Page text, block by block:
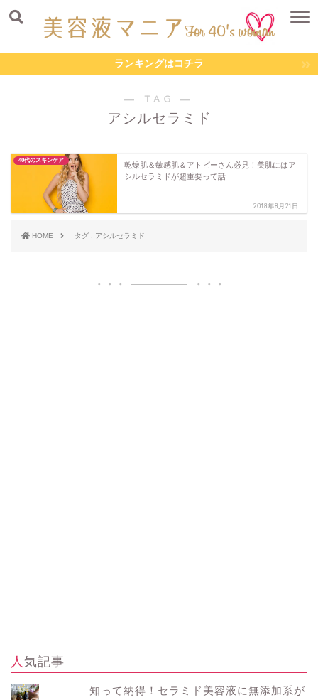
ランキングはコチラ
― TAG ―
アシルセラミド
40代のスキンケア
乾燥肌＆敏感肌＆アトピーさん必見！美肌にはア
シルセラミドが超重要って話
2018年8月21日
HOME タグ : アシルセラミド
人気記事
知って納得！セラミド美容液に無添加系が